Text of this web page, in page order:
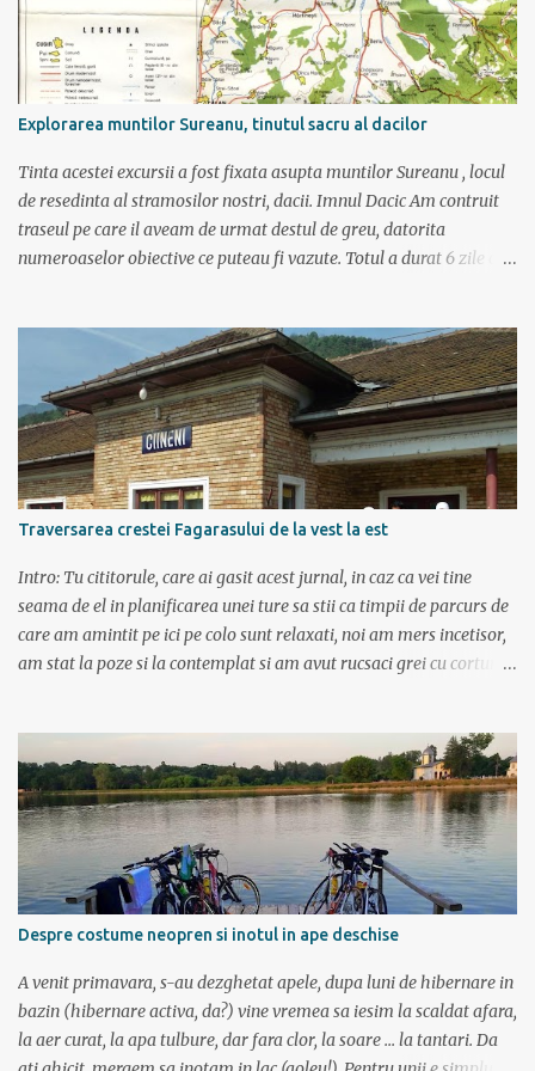
Explorarea muntilor Sureanu, tinutul sacru al dacilor
Tinta acestei excursii a fost fixata asupta muntilor Sureanu , locul
de resedinta al stramosilor nostri, dacii. Imnul Dacic Am contruit
traseul pe care il aveam de urmat destul de greu, datorita
numeroaselor obiective ce puteau fi vazute. Totul a durat 6 zile ca
plecam decat cu masina dacilor, ce-i drept restilizata si
imbunatatita, denumita acum Dacia Logan. Ne-am inarmat cu 3-4
harti si cu un plan bine documentat de vreo 15 pagini (cine il vrea
sa ridice mana sus). Am inghesuit cu greu rucsacii, corturile, sacii
de dormit si mancarea in masina.
Traversarea crestei Fagarasului de la vest la est
Intro: Tu cititorule, care ai gasit acest jurnal, in caz ca vei tine
seama de el in planificarea unei ture sa stii ca timpii de parcurs de
care am amintit pe ici pe colo sunt relaxati, noi am mers incetisor,
am stat la poze si la contemplat si am avut rucsaci grei cu corturi si
cuvenea ceva tare la munte, la altitudine, la aer curat. Si unde se
putea mai sus decat in Muntii Fagaras , cea mai lunga creasta
montana din Romania si cu cele mai inalte trei varfuri:
Moldoveanu, Negoiu si Vistea Mare. Am planuit sa parcurgem
toata creasta in 5 zile, de la vest la est. In total 70 de km. De la
orele de geografie din scoala ne aminteam ca grupa Muntilor
Fagaras se intinde intre Turnu Rosu (pe Valea Oltului) si culoarul
Rucar-Bran. Asa ca marti de dimineata autocarul ne lasa la
Cîineni, de unde luam trenul pret de jumatate de ora pana in
localitatea Turnu Ro...
Despre costume neopren si inotul in ape deschise
A venit primavara, s-au dezghetat apele, dupa luni de hibernare in
bazin (hibernare activa, da?) vine vremea sa iesim la scaldat afara,
la aer curat, la apa tulbure, dar fara clor, la soare ... la tantari. Da